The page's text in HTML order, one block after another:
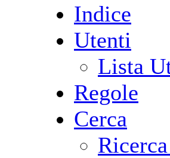
Indice
Utenti
Lista
Regole
Cerca